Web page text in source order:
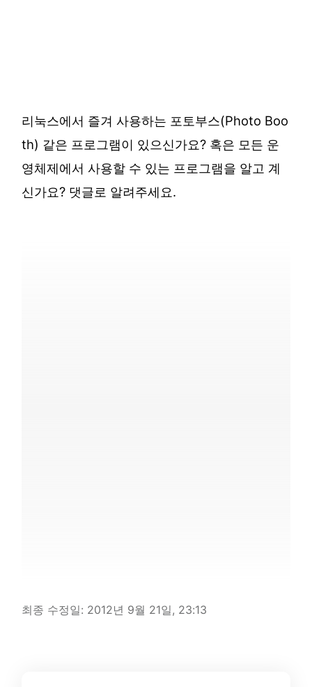
리눅스에서 즐겨 사용하는 포토부스(Photo Boo
th) 같은 프로그램이 있으신가요? 혹은 모든 운
영체제에서 사용할 수 있는 프로그램을 알고 계
신가요? 댓글로 알려주세요.
최종 수정일: 2012년 9월 21일, 23:13